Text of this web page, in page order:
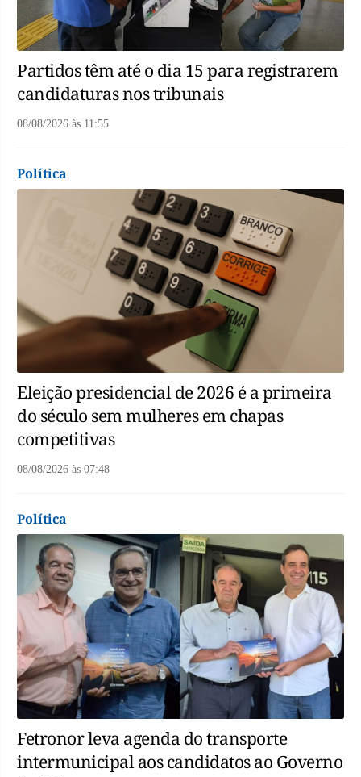
Partidos têm até o dia 15 para registrarem
candidaturas nos tribunais
08/08/2026 às 11:55
Política
Eleição presidencial de 2026 é a primeira
do século sem mulheres em chapas
competitivas
08/08/2026 às 07:48
Política
Fetronor leva agenda do transporte
intermunicipal aos candidatos ao Governo